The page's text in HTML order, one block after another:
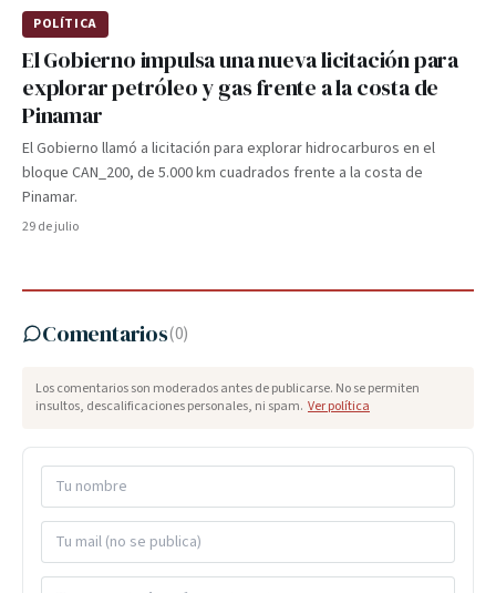
POLÍTICA
El Gobierno impulsa una nueva licitación para
explorar petróleo y gas frente a la costa de
Pinamar
El Gobierno llamó a licitación para explorar hidrocarburos en el
bloque CAN_200, de 5.000 km cuadrados frente a la costa de
Pinamar.
29 de julio
Comentarios(0)
Los comentarios son moderados antes de publicarse. No se permiten
insultos, descalificaciones personales, ni spam. Ver política